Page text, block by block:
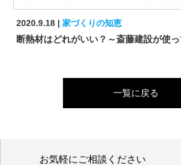
2020.9.18 家づくりの知恵
断熱材はどれがいい？～斎藤建設が使
一覧に戻る
お気軽にご相談ください